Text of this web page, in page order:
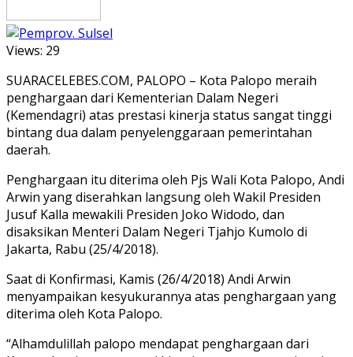
Views: 29
SUARACELEBES.COM, PALOPO – Kota Palopo meraih
penghargaan dari Kementerian Dalam Negeri
(Kemendagri) atas prestasi kinerja status sangat tinggi
bintang dua dalam penyelenggaraan pemerintahan
daerah.
Penghargaan itu diterima oleh Pjs Wali Kota Palopo, Andi
Arwin yang diserahkan langsung oleh Wakil Presiden
Jusuf Kalla mewakili Presiden Joko Widodo, dan
disaksikan Menteri Dalam Negeri Tjahjo Kumolo di
Jakarta, Rabu (25/4/2018).
Saat di Konfirmasi, Kamis (26/4/2018) Andi Arwin
menyampaikan kesyukurannya atas penghargaan yang
diterima oleh Kota Palopo.
“Alhamdulillah palopo mendapat penghargaan dari